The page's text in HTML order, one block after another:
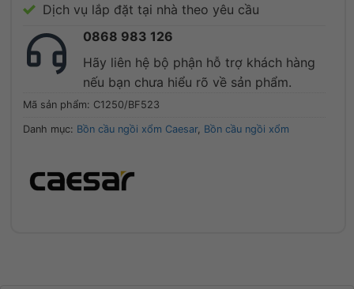
Dịch vụ lắp đặt tại nhà theo yêu cầu
0868 983 126
Hãy liên hệ bộ phận hỗ trợ khách hàng
nếu bạn chưa hiểu rõ về sản phẩm.
Mã sản phẩm: C1250/BF523
Danh mục: Bồn cầu ngồi xổm Caesar, Bồn cầu ngồi xổm